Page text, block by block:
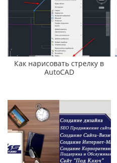
Как нарисовать стрелку в
AutoCAD